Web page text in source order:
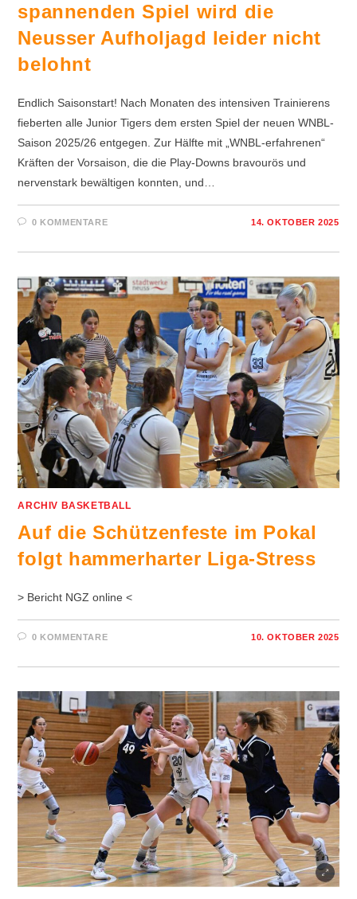
spannenden Spiel wird die
Neusser Aufholjagd leider nicht
belohnt
Endlich Saisonstart! Nach Monaten des intensiven Trainierens
fieberten alle Junior Tigers dem ersten Spiel der neuen WNBL-
Saison 2025/26 entgegen. Zur Hälfte mit „WNBL-erfahrenen“
Kräften der Vorsaison, die die Play-Downs bravourös und
nervenstark bewältigen konnten, und…
0 KOMMENTARE 14. OKTOBER 2025
ARCHIV BASKETBALL
Auf die Schützenfeste im Pokal
folgt hammerharter Liga-Stress
> Bericht NGZ online <
0 KOMMENTARE 10. OKTOBER 2025